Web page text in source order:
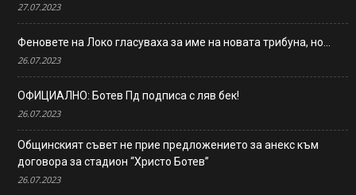
27.07.2023
Феновете на Локо гласуваха за име на новата трибуна, но…
26.07.2023
ОФИЦИАЛНО: Ботев Пд подписа с ляв бек!
26.07.2023
Общинският съвет не прие предложението за анекс към
договора за стадион “Христо Ботев”
26.07.2023